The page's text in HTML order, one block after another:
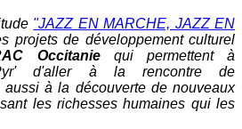
"JAZZ EN MARCHE, JAZZ EN
projets de développement culturel
Occitanie qui permettent à
d'aller à la rencontre de
à la découverte de nouveaux
les richesses humaines qui les